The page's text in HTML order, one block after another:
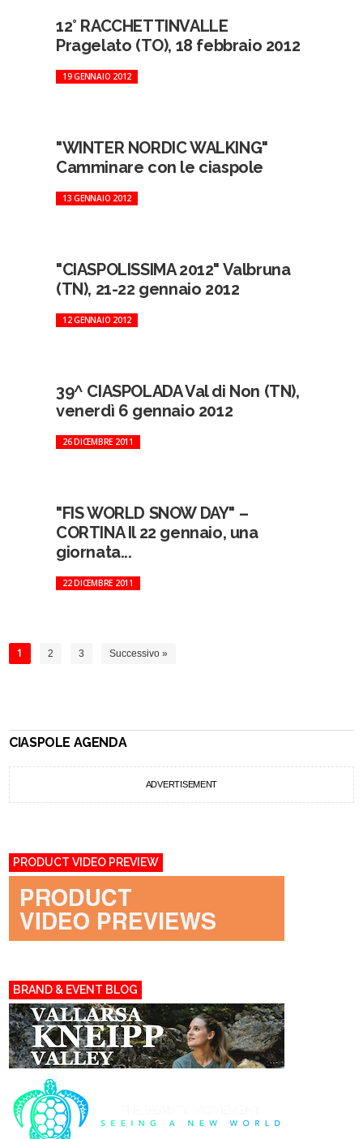
12° RACCHETTINVALLE
Pragelato (TO), 18 febbraio 2012
19 GENNAIO 2012
"WINTER NORDIC WALKING"
Camminare con le ciaspole
13 GENNAIO 2012
"CIASPOLISSIMA 2012" Valbruna
(TN), 21-22 gennaio 2012
12 GENNAIO 2012
39^ CIASPOLADA Val di Non (TN),
venerdì 6 gennaio 2012
26 DICEMBRE 2011
"FIS WORLD SNOW DAY" –
CORTINA Il 22 gennaio, una
giornata...
22 DICEMBRE 2011
1 2 3 Successivo »
CIASPOLE AGENDA
ADVERTISEMENT
PRODUCT VIDEO PREVIEW
BRAND & EVENT BLOG